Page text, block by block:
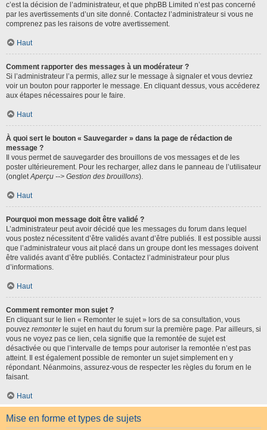
c’est la décision de l’administrateur, et que phpBB Limited n’est pas concerné
par les avertissements d’un site donné. Contactez l’administrateur si vous ne
comprenez pas les raisons de votre avertissement.
Haut
Comment rapporter des messages à un modérateur ?
Si l’administrateur l’a permis, allez sur le message à signaler et vous devriez
voir un bouton pour rapporter le message. En cliquant dessus, vous accéderez
aux étapes nécessaires pour le faire.
Haut
À quoi sert le bouton « Sauvegarder » dans la page de rédaction de
message ?
Il vous permet de sauvegarder des brouillons de vos messages et de les
poster ultérieurement. Pour les recharger, allez dans le panneau de l’utilisateur
(ongletAperçu --> Gestion des brouillons).
Haut
Pourquoi mon message doit être validé ?
L’administrateur peut avoir décidé que les messages du forum dans lequel
vous postez nécessitent d’être validés avant d’être publiés. Il est possible aussi
que l’administrateur vous ait placé dans un groupe dont les messages doivent
être validés avant d’être publiés. Contactez l’administrateur pour plus
d’informations.
Haut
Comment remonter mon sujet ?
En cliquant sur le lien « Remonter le sujet » lors de sa consultation, vous
pouvez remonterle sujet en haut du forum sur la première page. Par ailleurs, si
vous ne voyez pas ce lien, cela signifie que la remontée de sujet est
désactivée ou que l’intervalle de temps pour autoriser la remontée n’est pas
atteint. Il est également possible de remonter un sujet simplement en y
répondant. Néanmoins, assurez-vous de respecter les règles du forum en le
faisant.
Haut
Mise en forme et types de sujets